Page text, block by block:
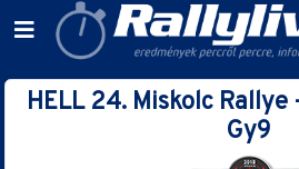
HELL 24. Miskolc Rallye
Gy9